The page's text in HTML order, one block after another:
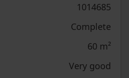
1014685
Complete
60 m²
Very good